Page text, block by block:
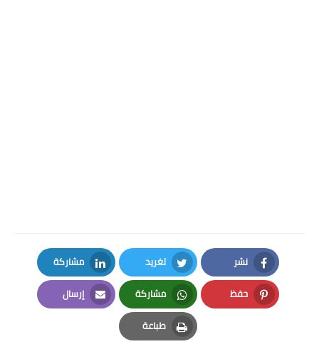
نشر
Facebook
تغريد
Twitter
مشاركة
LinkedIn
حفظ
Pinterest
مشاركة
Whatsapp
إرسال
Email
طباعة
Print